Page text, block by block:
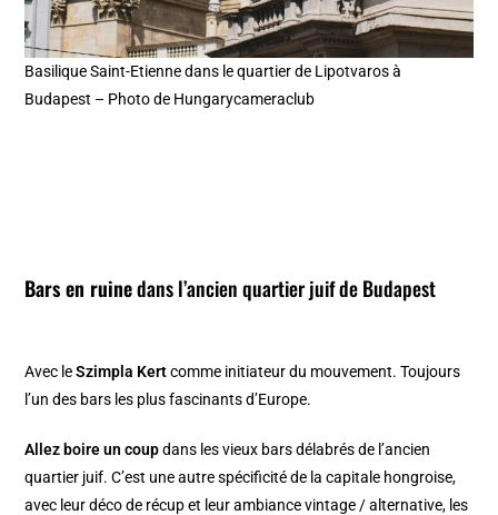
Basilique Saint-Etienne dans le quartier de Lipotvaros à
Budapest – Photo de Hungarycameraclub
Bars en ruinedans l’ancien quartier juif de Budapest
Avec leSzimpla Kertcomme initiateur du mouvement. Toujours
l’un des bars les plus fascinants d’Europe.
Allez boire un coupdans les vieux bars délabrés de l’ancien
quartier juif. C’est une autre spécificité de la capitale hongroise,
avec leur déco de récup et leur ambiance vintage / alternative, les